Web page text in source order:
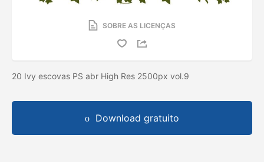
SOBRE AS LICENÇAS
20 Ivy escovas PS abr High Res 2500px vol.9
Download gratuito